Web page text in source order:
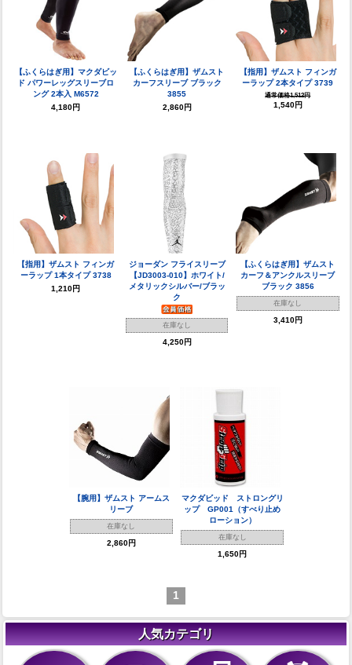
【ふくらはぎ用】マクダビッ
ド パワーレッグスリーブロ
ング 2本入 M6572
4,180円
【ふくらはぎ用】ザムスト
カーフスリーブ ブラック
3855
2,860円
【指用】ザムスト フィンガ
ーラップ 2本タイプ 3739
通常価格1,512円
1,540円
【指用】ザムスト フィンガ
ーラップ 1本タイプ 3738
1,210円
ジョーダン フライスリーブ
【JD3003-010】ホワイト/
メタリックシルバー/ブラッ
ク
在庫なし
4,250円
【ふくらはぎ用】ザムスト
カーフ＆アンクルスリーブ
ブラック 3856
在庫なし
3,410円
【腕用】ザムスト アームス
リーブ
在庫なし
2,860円
マクダビッド ストロングリ
ップ GP001（すべり止め
ローション）
在庫なし
1,650円
1
人気カテゴリ